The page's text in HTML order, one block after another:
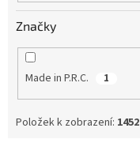
Značky
Made in P.R.C. 1
Položek k zobrazení: 1452